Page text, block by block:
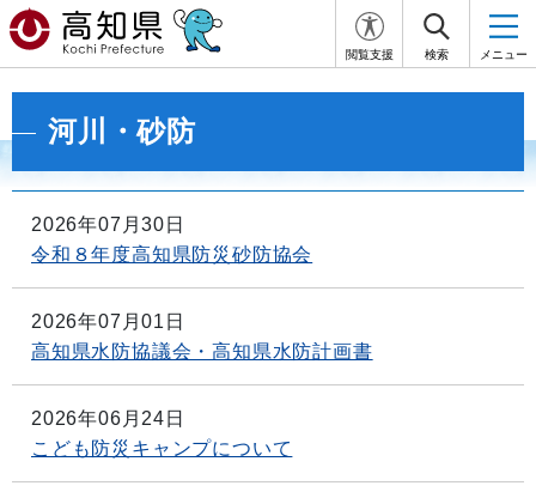
閲覧支援 検索 メニュー
河川・砂防
2026年07月30日
令和８年度高知県防災砂防協会
2026年07月01日
高知県水防協議会・高知県水防計画書
2026年06月24日
こども防災キャンプについて